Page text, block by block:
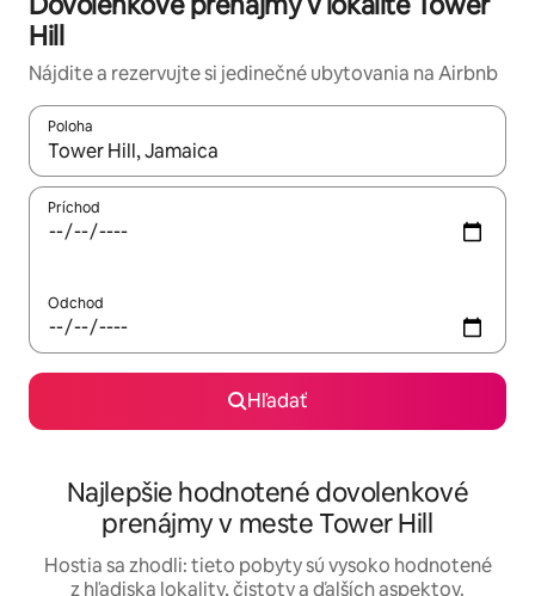
Hill
Nájdite a rezervujte si jedinečné ubytovania na Airbnb
Poloha
Keď budú výsledky k dispozícii, môžete si ich prechádzať
Príchod
Odchod
Hľadať
Najlepšie hodnotené dovolenkové
prenájmy v meste Tower Hill
Hostia sa zhodli: tieto pobyty sú vysoko hodnotené
z hľadiska lokality, čistoty a ďalších aspektov.